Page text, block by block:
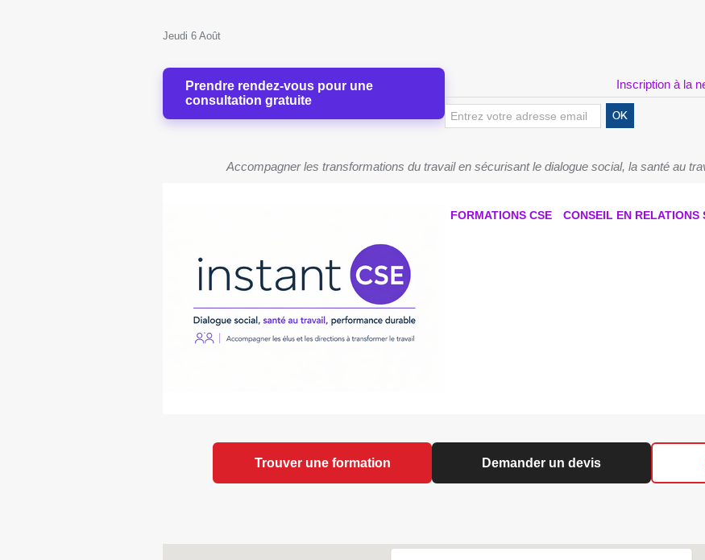
Jeudi 6 Août
Prendre rendez-vous pour une
consultation gratuite
Inscription à la
Accompagner les transformations du travail en sécurisant le dialogue social, la santé au
FORMATIONS CSE CONSEIL EN RELATIONS
Trouver une formation Demander un devis